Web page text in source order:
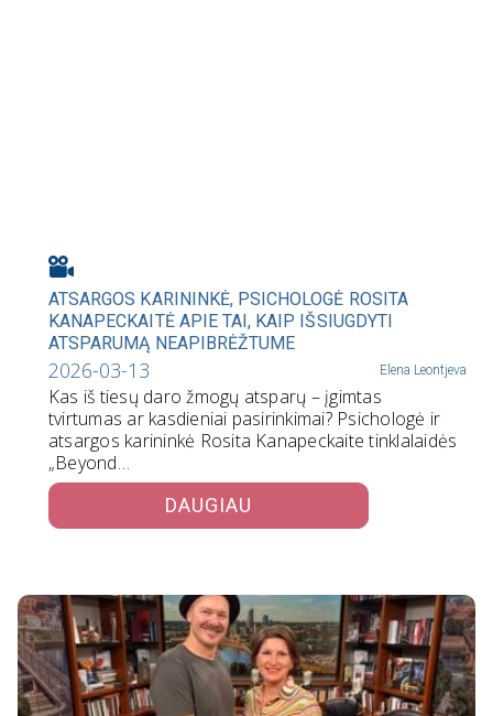
ATSARGOS KARININKĖ, PSICHOLOGĖ ROSITA
KANAPECKAITĖ APIE TAI, KAIP IŠSIUGDYTI
ATSPARUMĄ NEAPIBRĖŽTUME
2026-03-13 Elena Leontjeva
Kas iš tiesų daro žmogų atsparų – įgimtas
tvirtumas ar kasdieniai pasirinkimai? Psichologė ir
atsargos karininkė Rosita Kanapeckaite tinklalaidės
„Beyond…
DAUGIAU